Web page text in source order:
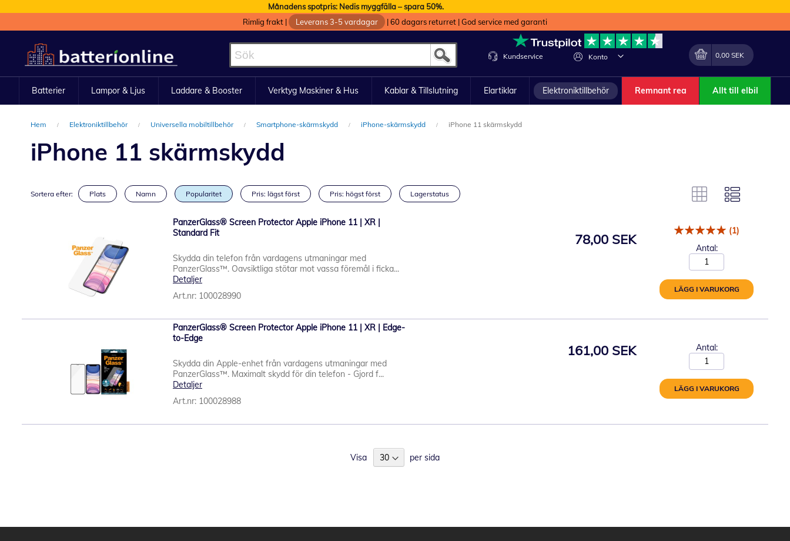
Månadens spotpris: Nedis myggfälla – spara 50%.
Rimlig frakt | Leverans 3-5 vardagar |60 dagars returret |God service med garanti
till
innehållet
Konto Förändra
Min kundvagn
0,00 SEK
Kundservice
Batterier Lampor & Ljus Laddare & Booster Verktyg Maskiner & Hus Kablar & Tillslutning Elartiklar Elektroniktillbehör Remnant rea Allt till elbil
Hem Elektroniktillbehör Universella mobiltillbehör Smartphone-skärmskydd iPhone-skärmskydd iPhone 11 skärmskydd
iPhone 11 skärmskydd
Sortera efter: Plats Namn Popularitet Pris: lägst först Pris: högst först Lagerstatus
PanzerGlass® Screen Protector Apple iPhone 11 | XR |
Standard Fit
Skydda din telefon från vardagens utmaningar med
PanzerGlass™. Oavsiktliga stötar mot vassa föremål i ficka...
Detaljer
Art.nr: 100028990
78,00 SEK
(1)
Antal:
LÄGG I VARUKORG
PanzerGlass® Screen Protector Apple iPhone 11 | XR | Edge-
to-Edge
Skydda din Apple-enhet från vardagens utmaningar med
PanzerGlass™. Maximalt skydd för din telefon - Gjord f...
Detaljer
Art.nr: 100028988
161,00 SEK Antal:
LÄGG I VARUKORG
Visa per sida